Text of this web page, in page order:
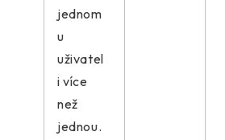
jednom
u
uživatel
i více
než
jednou.